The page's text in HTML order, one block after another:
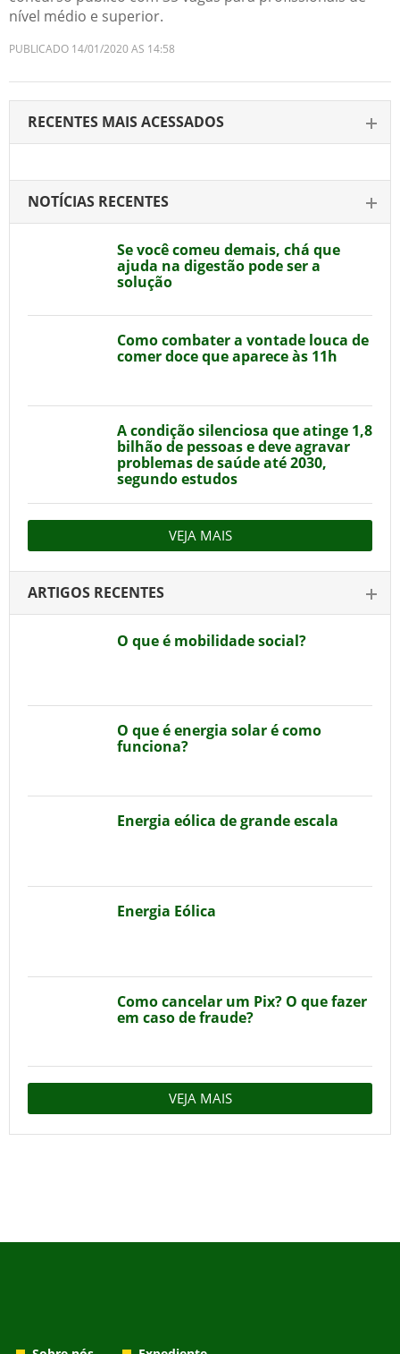
nível médio e superior.
PUBLICADO 14/01/2020 AS 14:58
RECENTES MAIS ACESSADOS
NOTÍCIAS RECENTES
Se você comeu demais, chá que
ajuda na digestão pode ser a
solução
Como combater a vontade louca de
comer doce que aparece às 11h
A condição silenciosa que atinge 1,8
bilhão de pessoas e deve agravar
problemas de saúde até 2030,
segundo estudos
VEJA MAIS
ARTIGOS RECENTES
O que é mobilidade social?
O que é energia solar é como
funciona?
Energia eólica de grande escala
Energia Eólica
Como cancelar um Pix? O que fazer
em caso de fraude?
VEJA MAIS